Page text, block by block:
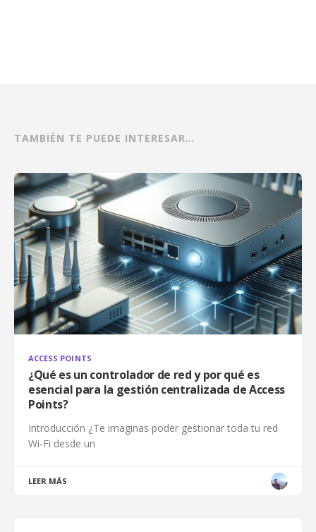
TAMBIÉN TE PUEDE INTERESAR…
ACCESS POINTS
¿Qué es un controlador de red y por qué es
esencial para la gestión centralizada de Access
Points?
Introducción ¿Te imaginas poder gestionar toda tu red
Wi‑Fi desde un
LEER MÁS